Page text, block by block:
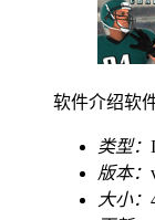
软件介绍软
类型：
版本：
大小：